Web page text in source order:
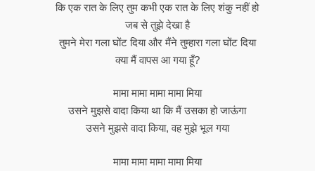
कि एक रात के लिए तुम कभी एक रात के लिए शंकु नहीं हो
जब से तुझे देखा है
तुमने मेरा गला घोंट दिया और मैंने तुम्हारा गला घोंट दिया
क्या मैं वापस आ गया हूँ?
मामा मामा मामा मामा मिया
उसने मुझसे वादा किया था कि मैं उसका हो जाऊंगा
उसने मुझसे वादा किया, वह मुझे भूल गया
मामा मामा मामा मामा मिया